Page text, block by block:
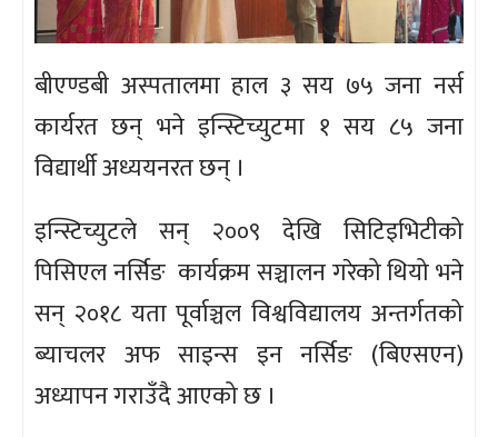
बीएण्डबी अस्पतालमा हाल ३ सय ७५ जना नर्स
कार्यरत छन् भने इन्स्टिच्युटमा १ सय ८५ जना
विद्यार्थी अध्ययनरत छन् ।
इन्स्टिच्युटले सन् २००९ देखि सिटिइभिटीको
पिसिएल नर्सिङ कार्यक्रम सञ्चालन गरेको थियो भने
सन् २०१८ यता पूर्वाञ्चल विश्वविद्यालय अन्तर्गतको
ब्याचलर अफ साइन्स इन नर्सिङ (बिएसएन)
अध्यापन गराउँदै आएको छ ।